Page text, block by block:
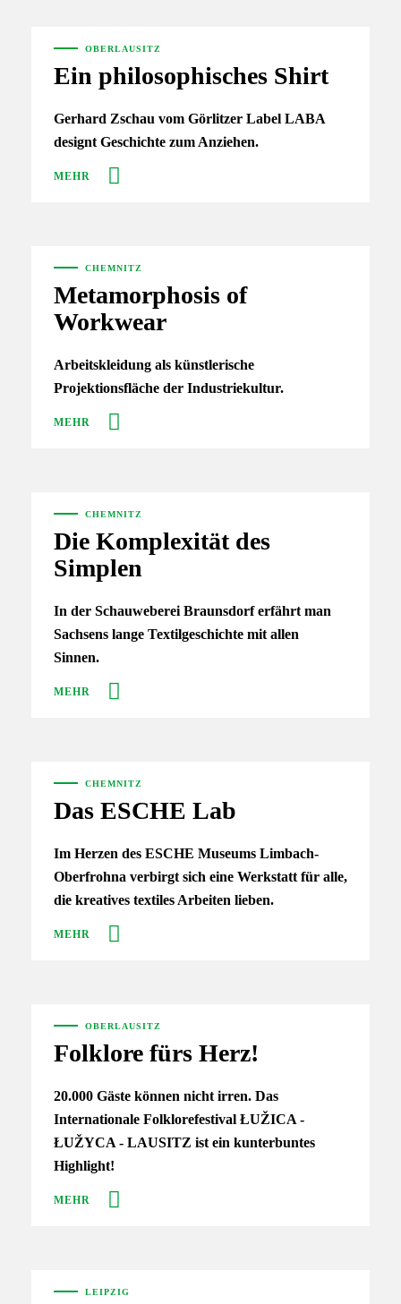
OBERLAUSITZ
Ein philosophisches Shirt
Gerhard Zschau vom Görlitzer Label LABA
designt Geschichte zum Anziehen.
MEHR
CHEMNITZ
Metamorphosis of
Workwear
Arbeitskleidung als künstlerische
Projektionsfläche der Industriekultur.
MEHR
CHEMNITZ
Die Komplexität des
Simplen
In der Schauweberei Braunsdorf erfährt man
Sachsens lange Textilgeschichte mit allen
Sinnen.
MEHR
CHEMNITZ
Das ESCHE Lab
Im Herzen des ESCHE Museums Limbach-
Oberfrohna verbirgt sich eine Werkstatt für alle,
die kreatives textiles Arbeiten lieben.
MEHR
OBERLAUSITZ
Folklore fürs Herz!
20.000 Gäste können nicht irren. Das
Internationale Folklorefestival ŁUŽICA -
ŁUŽYCA - LAUSITZ ist ein kunterbuntes
Highlight!
MEHR
LEIPZIG